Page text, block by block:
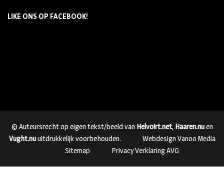
LIKE ONS OP FACEBOOK!
© Auteursrecht op eigen tekst/beeld van Helvoirt.net, Haaren.nuen
Vught.nuuitdrukkelijk voorbehouden.
Webdesign Vanoo Media
Sitemap
Privacy Verklaring AVG